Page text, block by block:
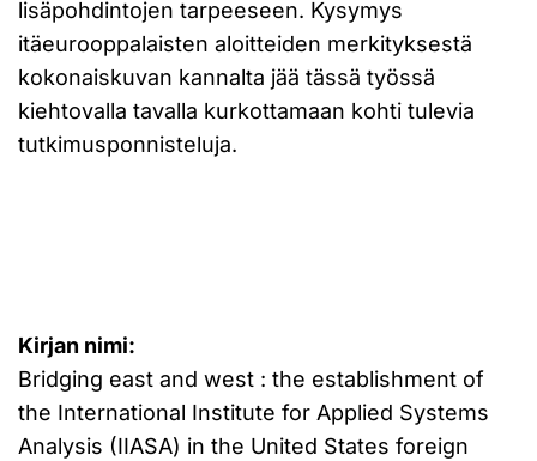
lisäpohdintojen tarpeeseen. Kysymys
itäeurooppalaisten aloitteiden merkityksestä
kokonaiskuvan kannalta jää tässä työssä
kiehtovalla tavalla kurkottamaan kohti tulevia
tutkimusponnisteluja.
Kirjan nimi:
Bridging east and west : the establishment of
the International Institute for Applied Systems
Analysis (IIASA) in the United States foreign